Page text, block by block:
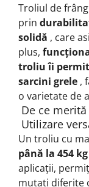
Troliul de
prin
solidă , care
plus,
troliu îi
sarcini grele ,
o varietate de
De ce
Utilizare
Un troliu cu
până la 454 kg
aplicații,
mutați diferite